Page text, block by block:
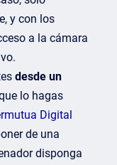
y con los
a la cámara
desde un
lo hagas
Digital
de una
disponga